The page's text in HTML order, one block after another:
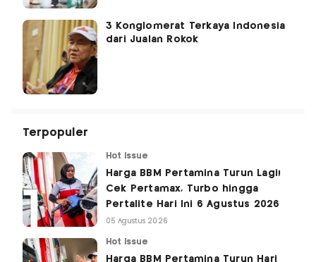
3 Konglomerat Terkaya Indonesia
dari Jualan Rokok
Terpopuler
Hot Issue
Harga BBM Pertamina Turun Lagi!
Cek Pertamax, Turbo hingga
Pertalite Hari Ini 6 Agustus 2026
05 Agustus 2026
Hot Issue
Harga BBM Pertamina Turun Hari